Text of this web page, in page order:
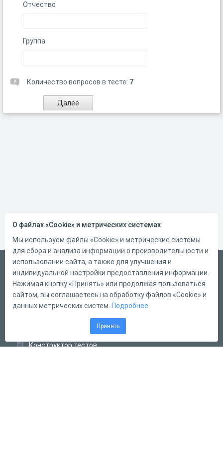
Отчество
Группа
Количество вопросов в тесте: 7
Русский
Справка
Форма обратной связи
Конструктор тестов
О файлах «Cookie» и метрических системах
Мы используем файлы «Cookie» и метрические системы
для сбора и анализа информации о производительности и
использовании сайта, а также для улучшения и
индивидуальной настройки предоставления информации.
Нажимая кнопку «Принять» или продолжая пользоваться
сайтом, вы соглашаетесь на обработку файлов «Cookie» и
данных метрических систем. Подробнее
Принять